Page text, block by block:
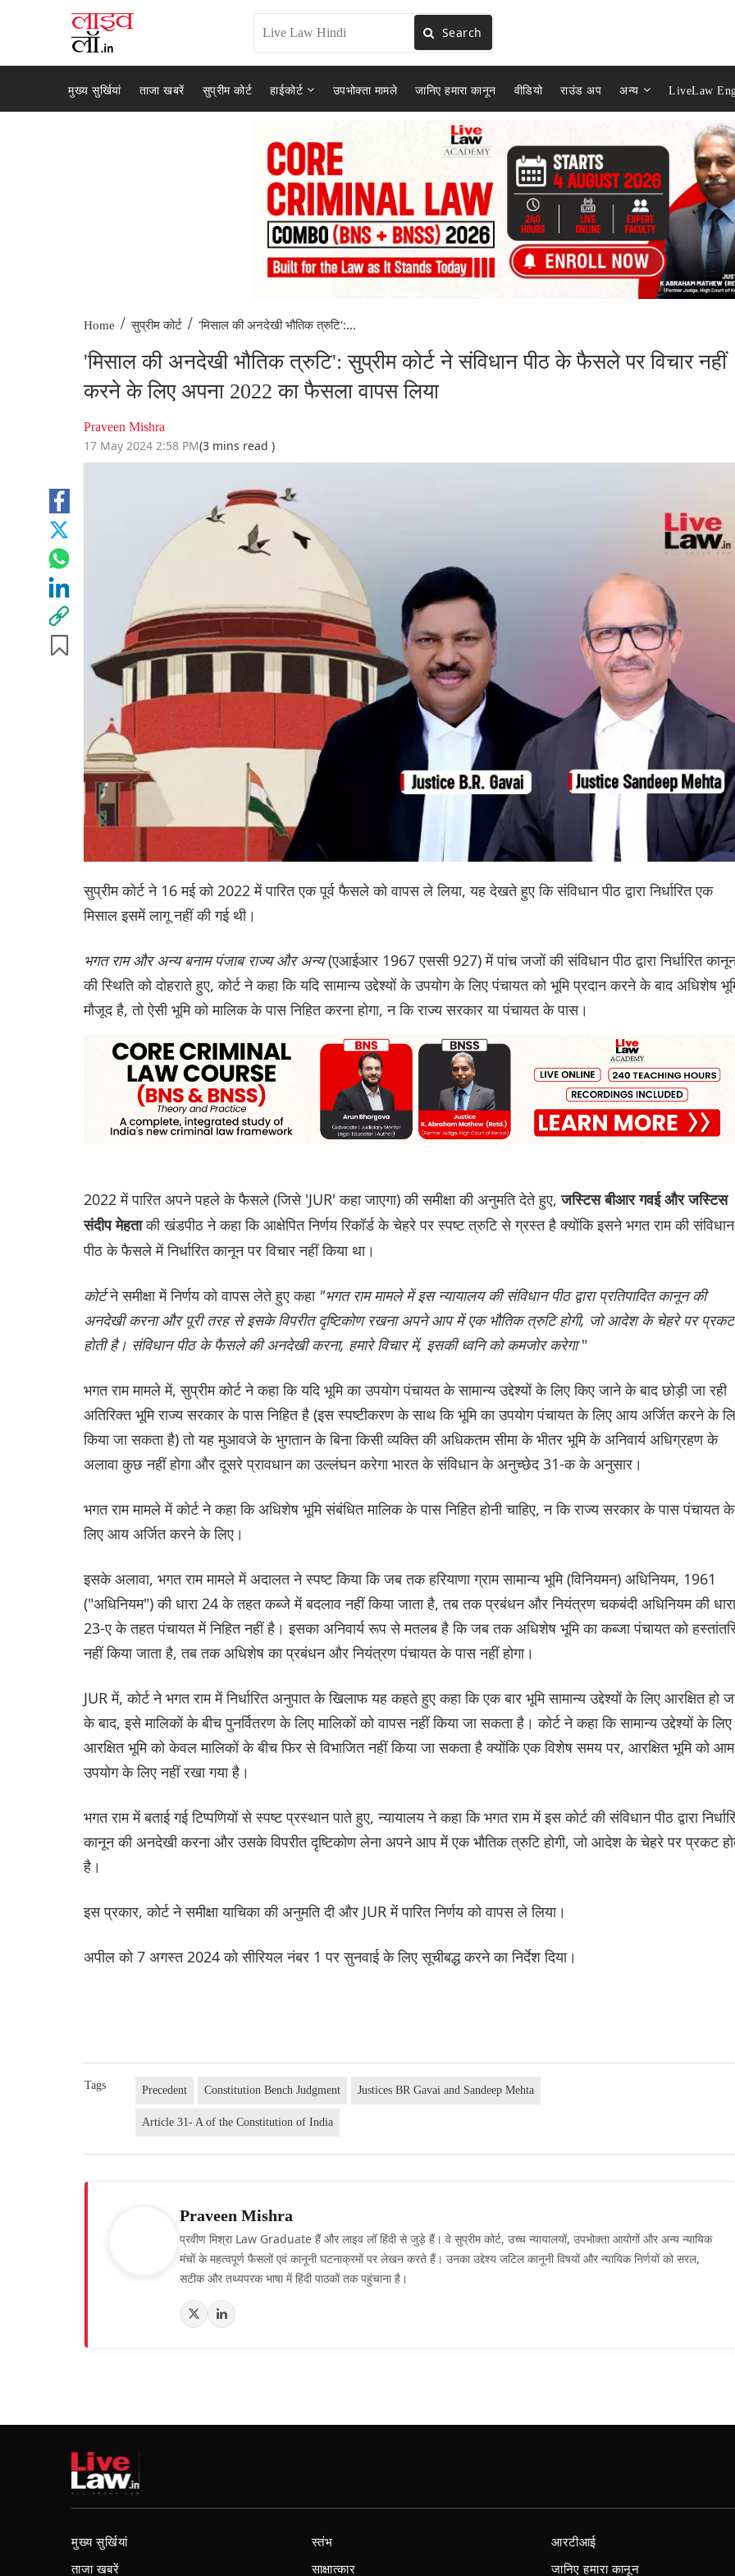
Search
मुख्य सुर्खियां ताजा खबरें सुप्रीम कोर्ट हाईकोर्ट उपभोक्ता मामले जानिए हमारा कानून वीडियो राउंड अप अन्य LiveLaw
Home / सुप्रीम कोर्ट / 'मिसाल की अनदेखी भौतिक त्रुटि':...
'मिसाल की अनदेखी भौतिक त्रुटि': सुप्रीम कोर्ट ने संविधान पीठ के फैसले पर विचार नहीं
करने के लिए अपना 2022 का फैसला वापस लिया
Praveen Mishra
17 May 2024 2:58 PM(3 mins read )
सुप्रीम कोर्ट ने 16 मई को 2022 में पारित एक पूर्व फैसले को वापस ले लिया, यह देखते हुए कि संविधान पीठ द्वारा निर्धारित एक
मिसाल इसमें लागू नहीं की गई थी।
भगत राम और अन्य बनाम पंजाब राज्य और अन्य(एआईआर 1967 एससी 927) में पांच जजों की संविधान पीठ द्वारा निर्धारित
की स्थिति को दोहराते हुए, कोर्ट ने कहा कि यदि सामान्य उद्देश्यों के उपयोग के लिए पंचायत को भूमि प्रदान करने के बाद अधिशेष
मौजूद है, तो ऐसी भूमि को मालिक के पास निहित करना होगा, न कि राज्य सरकार या पंचायत के पास।
2022 में पारित अपने पहले के फैसले (जिसे 'JUR' कहा जाएगा) की समीक्षा की अनुमति देते हुए, जस्टिस बीआर गवई और जस्टिस
संदीप मेहताकी खंडपीठ ने कहा कि आक्षेपित निर्णय रिकॉर्ड के चेहरे पर स्पष्ट त्रुटि से ग्रस्त है क्योंकि इसने भगत राम की संविधान
पीठ के फैसले में निर्धारित कानून पर विचार नहीं किया था।
कोर्टने समीक्षा में निर्णय को वापस लेते हुए कहा "भगत राम मामले में इस न्यायालय की संविधान पीठ द्वारा प्रतिपादित कानून की
अनदेखी करना और पूरी तरह से इसके विपरीत दृष्टिकोण रखना अपने आप में एक भौतिक त्रुटि होगी, जो आदेश के चेहरे पर प्रकट
होती है। संविधान पीठ के फैसले की अनदेखी करना, हमारे विचार में, इसकी ध्वनि को कमजोर करेगा"
भगत राम मामले में, सुप्रीम कोर्ट ने कहा कि यदि भूमि का उपयोग पंचायत के सामान्य उद्देश्यों के लिए किए जाने के बाद छोड़ी जा रही
अतिरिक्त भूमि राज्य सरकार के पास निहित है (इस स्पष्टीकरण के साथ कि भूमि का उपयोग पंचायत के लिए आय अर्जित करने के
किया जा सकता है) तो यह मुआवजे के भुगतान के बिना किसी व्यक्ति की अधिकतम सीमा के भीतर भूमि के अनिवार्य अधिग्रहण के
अलावा कुछ नहीं होगा और दूसरे प्रावधान का उल्लंघन करेगा भारत के संविधान के अनुच्छेद 31-क के अनुसार।
भगत राम मामले में कोर्ट ने कहा कि अधिशेष भूमि संबंधित मालिक के पास निहित होनी चाहिए, न कि राज्य सरकार के पास पंचायत के
लिए आय अर्जित करने के लिए।
इसके अलावा, भगत राम मामले में अदालत ने स्पष्ट किया कि जब तक हरियाणा ग्राम सामान्य भूमि (विनियमन) अधिनियम, 1961
("अधिनियम") की धारा 24 के तहत कब्जे में बदलाव नहीं किया जाता है, तब तक प्रबंधन और नियंत्रण चकबंदी अधिनियम की धारा
23-ए के तहत पंचायत में निहित नहीं है। इसका अनिवार्य रूप से मतलब है कि जब तक अधिशेष भूमि का कब्जा पंचायत को
नहीं किया जाता है, तब तक अधिशेष का प्रबंधन और नियंत्रण पंचायत के पास नहीं होगा।
JUR में, कोर्ट ने भगत राम में निर्धारित अनुपात के खिलाफ यह कहते हुए कहा कि एक बार भूमि सामान्य उद्देश्यों के लिए आरक्षित हो
के बाद, इसे मालिकों के बीच पुनर्वितरण के लिए मालिकों को वापस नहीं किया जा सकता है। कोर्ट ने कहा कि सामान्य उद्देश्यों के लिए
आरक्षित भूमि को केवल मालिकों के बीच फिर से विभाजित नहीं किया जा सकता है क्योंकि एक विशेष समय पर, आरक्षित भूमि को आम
उपयोग के लिए नहीं रखा गया है।
भगत राम में बताई गई टिप्पणियों से स्पष्ट प्रस्थान पाते हुए, न्यायालय ने कहा कि भगत राम में इस कोर्ट की संविधान पीठ द्वारा
कानून की अनदेखी करना और उसके विपरीत दृष्टिकोण लेना अपने आप में एक भौतिक त्रुटि होगी, जो आदेश के चेहरे पर प्रकट
है।
इस प्रकार, कोर्ट ने समीक्षा याचिका की अनुमति दी और JUR में पारित निर्णय को वापस ले लिया।
अपील को 7 अगस्त 2024 को सीरियल नंबर 1 पर सुनवाई के लिए सूचीबद्ध करने का निर्देश दिया।
Tags Precedent Constitution Bench Judgment Justices BR Gavai and Sandeep Mehta
Article 31- A of the Constitution of India
Praveen Mishra
प्रवीण मिश्रा Law Graduate हैं और लाइव लॉ हिंदी से जुड़े हैं। वे सुप्रीम कोर्ट, उच्च न्यायालयों, उपभोक्ता आयोगों और अन्य न्यायिक
मंचों के महत्वपूर्ण फैसलों एवं कानूनी घटनाक्रमों पर लेखन करते हैं। उनका उद्देश्य जटिल कानूनी विषयों और न्यायिक निर्णयों को सरल,
सटीक और तथ्यपरक भाषा में हिंदी पाठकों तक पहुंचाना है।
मुख्य सुर्खियां
ताजा खबरें
स्तंभ
साक्षात्कार
आरटीआई
जानिए हमारा कानून